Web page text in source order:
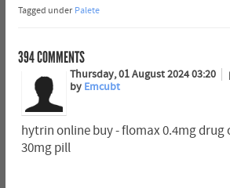
Tagged under Palete
394COMMENTS
Thursday, 01 August 2024 03:20
by Emcubt
hytrin online buy - flomax 0.4mg drug
30mg pill